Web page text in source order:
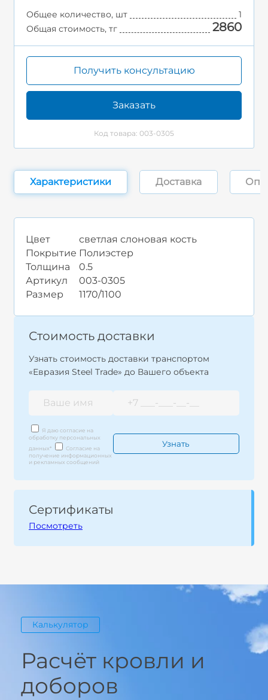
Общее количество, шт
1
Общая стоимость, тг
2860
Получить консультацию
Заказать
Код товара: 003-0305
Характеристики Доставка
Цвет
светлая слоновая кость
Покрытие Полиэстер
Толщина
0.5
Артикул
003-0305
Размер
1170/1100
Стоимость доставки
Узнать стоимость доставки транспортом
«Евразия Steel Trade» до Вашего объекта
Я даю согласие на
обработку персональных
данных*
Согласие на
получение информационных
и рекламных сообщений
Сертификаты
Посмотреть
Калькулятор
Расчёт кровли и
доборов